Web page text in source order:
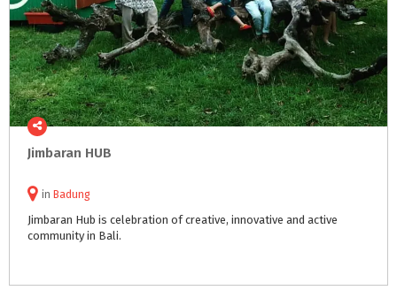
Jimbaran HUB
in Badung
Jimbaran Hub is celebration of creative, innovative and active
community in Bali.